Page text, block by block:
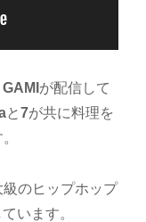
が配信して
と7が共に料理を
のヒップホップ
います。